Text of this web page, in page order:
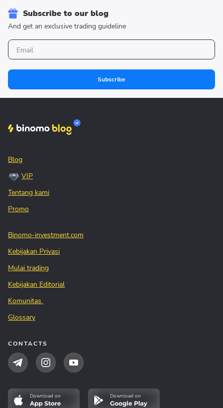
Subscribe to our blog
And get an exclusive trading guideline
Subscribe
Blog
VIP
Tentang kami
Promo
Binomo-investment.com
Kebijakan Privasi
Mulai trading
Kebijakan Editorial
Komunitas
Glossary
CONTACTS
Download on Download on